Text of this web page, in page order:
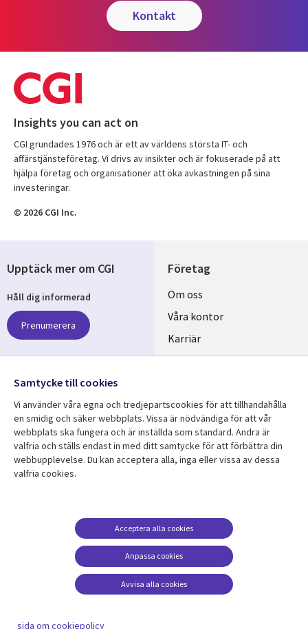
kontakt
Insights you can act on
CGI grundades 1976 och är ett av världens största IT- och
affärstjänsteföretag. Vi drivs av insikter och är fokuserade på att
hjälpa företag och organisationer att öka avkastningen på sina
investeringar.
© 2026 CGI Inc.
Företag
Useful
links
SWEDEN
Om oss
Våra kontor
Karriär
Hållbarhet
Resurscenter
SWEDEN
SWEDEN
dataskydd
Accessibility
Terms of Use
Hantering av cookies
Upptäck mer om CGI
Håll dig informerad
Prenumerera
Följ oss
Social
Media
SWEDEN
Samtycke till cookies
Vi använder våra egna och tredjepartscookies för att tillhandahålla
en smidig och säker webbplats. Vissa är nödvändiga för att vår
webbplats ska fungera och är inställda som standard. Andra är
valfria och ställs endast in med ditt samtycke för att förbättra din
webbupplevelse. Du kan acceptera alla, inga eller vissa av dessa
valfria cookies.
Anpassa cookies
Acceptera alla cookies
Avvisa alla cookies
sida om cookiepolicy